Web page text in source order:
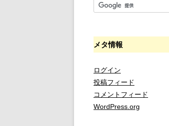
メタ情報
ログイン
投稿フィード
コメントフィード
WordPress.org